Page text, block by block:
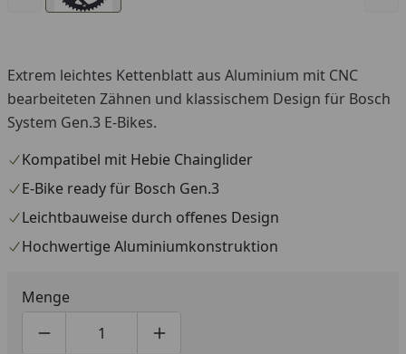
Extrem leichtes Kettenblatt aus Aluminium mit CNC
bearbeiteten Zähnen und klassischem Design für Bosch
System Gen.3 E-Bikes.
Kompatibel mit Hebie Chainglider
E-Bike ready für Bosch Gen.3
Leichtbauweise durch offenes Design
Hochwertige Aluminiumkonstruktion
Menge
Produktmenge um eins verringern
Produktmenge manuell eingeben
Produktmenge um eins erhöhen